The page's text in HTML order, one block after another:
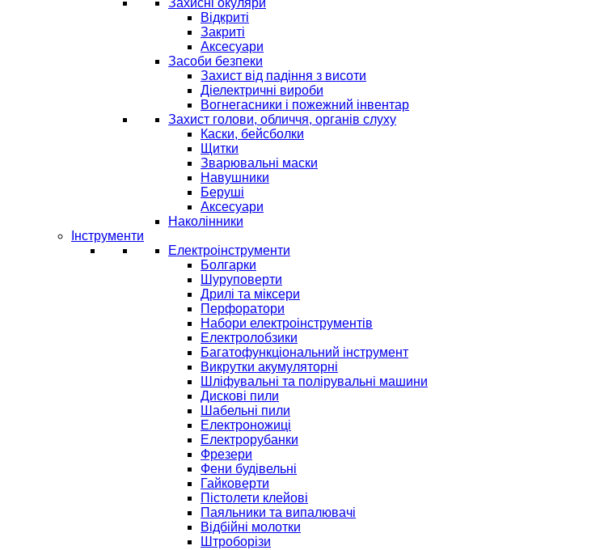
Захисні окуляри
Відкриті
Закриті
Аксесуари
Засоби безпеки
Захист від падіння з висоти
Діелектричні вироби
Вогнегасники і пожежний інвентар
Захист голови, обличчя, органів слуху
Каски, бейсболки
Щитки
Зварювальні маски
Навушники
Беруші
Аксесуари
Наколінники
Інструменти
Електроінструменти
Болгарки
Шуруповерти
Дрилі та міксери
Перфоратори
Набори електроінструментів
Електролобзики
Багатофункціональний інструмент
Викрутки акумуляторні
Шліфувальні та полірувальні машини
Дискові пили
Шабельні пили
Електроножиці
Електрорубанки
Фрезери
Фени будівельні
Гайковерти
Пістолети клейові
Паяльники та випалювачі
Відбійні молотки
Штроборізи